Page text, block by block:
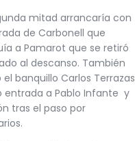
mitad arrancaría con
de Carbonell que
a Pamarot que se retiró
al descanso. También
banquillo Carlos Terrazas
entrada a Pablo Infante y
tras el paso por